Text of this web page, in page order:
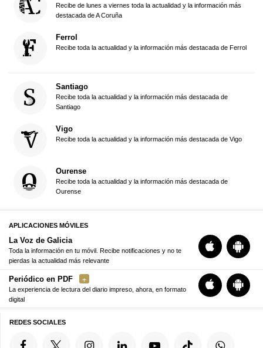
Recibe de lunes a viernes toda la actualidad y la información más
destacada de A Coruña
Ferrol
Recibe toda la actualidad y la información más destacada de Ferrol
Santiago
Recibe toda la actualidad y la información más destacada de
Santiago
Vigo
Recibe toda la actualidad y la información más destacada de Vigo
Ourense
Recibe toda la actualidad y la información más destacada de
Ourense
APLICACIONES MÓVILES
La Voz de Galicia
Toda la información en tu móvil. Recibe notificaciones y no te
pierdas la actualidad más relevante
Periódico en PDF
La experiencia de lectura del diario impreso, ahora, en formato
digital
REDES SOCIALES